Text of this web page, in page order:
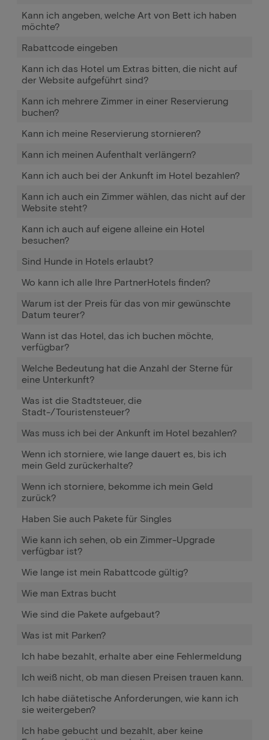
Kann ich angeben, welche Art von Bett ich haben
möchte?
Rabattcode eingeben
Kann ich das Hotel um Extras bitten, die nicht auf
der Website aufgeführt sind?
Kann ich mehrere Zimmer in einer Reservierung
buchen?
Kann ich meine Reservierung stornieren?
Kann ich meinen Aufenthalt verlängern?
Kann ich auch bei der Ankunft im Hotel bezahlen?
Kann ich auch ein Zimmer wählen, das nicht auf der
Website steht?
Kann ich auch auf eigene alleine ein Hotel
besuchen?
Sind Hunde in Hotels erlaubt?
Wo kann ich alle Ihre PartnerHotels finden?
Warum ist der Preis für das von mir gewünschte
Datum teurer?
Wann ist das Hotel, das ich buchen möchte,
verfügbar?
Welche Bedeutung hat die Anzahl der Sterne für
eine Unterkunft?
Was ist die Stadtsteuer, die
Stadt-/Touristensteuer?
Was muss ich bei der Ankunft im Hotel bezahlen?
Wenn ich storniere, wie lange dauert es, bis ich
mein Geld zurückerhalte?
Wenn ich storniere, bekomme ich mein Geld
zurück?
Haben Sie auch Pakete für Singles
Wie kann ich sehen, ob ein Zimmer-Upgrade
verfügbar ist?
Wie lange ist mein Rabattcode gültig?
Wie man Extras bucht
Wie sind die Pakete aufgebaut?
Was ist mit Parken?
Ich habe bezahlt, erhalte aber eine Fehlermeldung
Ich weiß nicht, ob man diesen Preisen trauen kann.
Ich habe diätetische Anforderungen, wie kann ich
sie weitergeben?
Ich habe gebucht und bezahlt, aber keine